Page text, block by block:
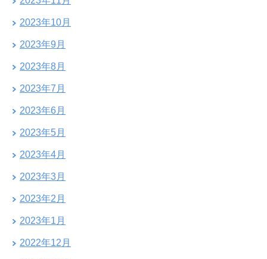
2023年10月
2023年9月
2023年8月
2023年7月
2023年6月
2023年5月
2023年4月
2023年3月
2023年2月
2023年1月
2022年12月